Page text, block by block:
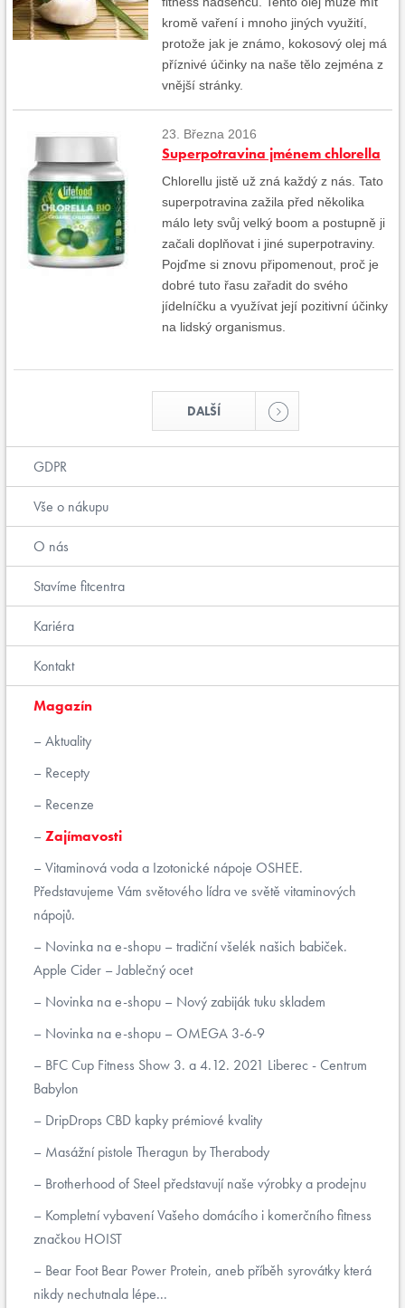
kromě vaření i mnoho jiných využití,
protože jak je známo, kokosový olej má
příznivé účinky na naše tělo zejména z
vnější stránky.
23. Března 2016
Superpotravina jménem chlorella
Chlorellu jistě už zná každý z nás. Tato
superpotravina zažila před několika
málo lety svůj velký boom a postupně ji
začali doplňovat i jiné superpotraviny.
Pojďme si znovu připomenout, proč je
dobré tuto řasu zařadit do svého
jídelníčku a využívat její pozitivní účinky
na lidský organismus.
DALŠÍ
GDPR
Vše o nákupu
O nás
Stavíme fitcentra
Kariéra
Kontakt
Magazín
Aktuality
Recepty
Recenze
Zajímavosti
Vitaminová voda a Izotonické nápoje OSHEE.
Představujeme Vám světového lídra ve světě vitaminových
nápojů.
Novinka na e-shopu – tradiční všelék našich babiček.
Apple Cider – Jablečný ocet
Novinka na e-shopu – Nový zabiják tuku skladem
Novinka na e-shopu – OMEGA 3-6-9
BFC Cup Fitness Show 3. a 4.12. 2021 Liberec - Centrum
Babylon
DripDrops CBD kapky prémiové kvality
Masážní pistole Theragun by Therabody
Brotherhood of Steel představují naše výrobky a prodejnu
Kompletní vybavení Vašeho domácího i komerčního fitness
značkou HOIST
Bear Foot Bear Power Protein, aneb příběh syrovátky která
nikdy nechutnala lépe...